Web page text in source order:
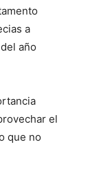
a
año
el
que no